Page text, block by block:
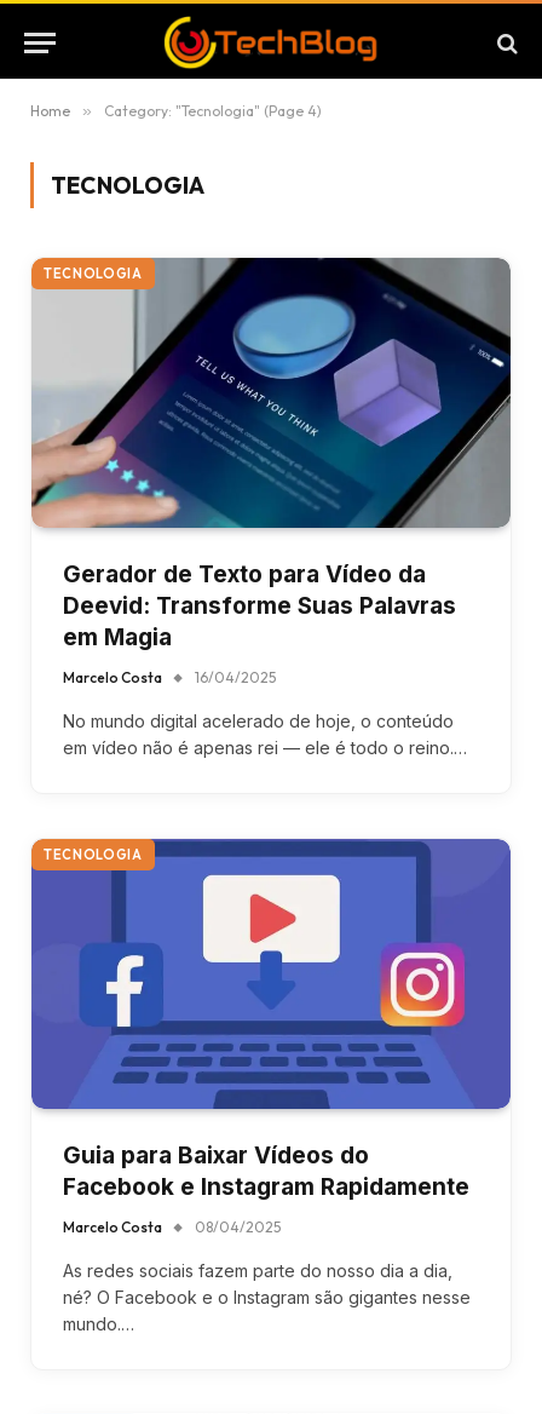
Home » Category: "Tecnologia" (Page 4)
TECNOLOGIA
TECNOLOGIA
Gerador de Texto para Vídeo da
Deevid: Transforme Suas Palavras
em Magia
Marcelo Costa 16/04/2025
No mundo digital acelerado de hoje, o conteúdo
em vídeo não é apenas rei — ele é todo o reino.…
TECNOLOGIA
Guia para Baixar Vídeos do
Facebook e Instagram Rapidamente
Marcelo Costa 08/04/2025
As redes sociais fazem parte do nosso dia a dia,
né? O Facebook e o Instagram são gigantes nesse
mundo.…